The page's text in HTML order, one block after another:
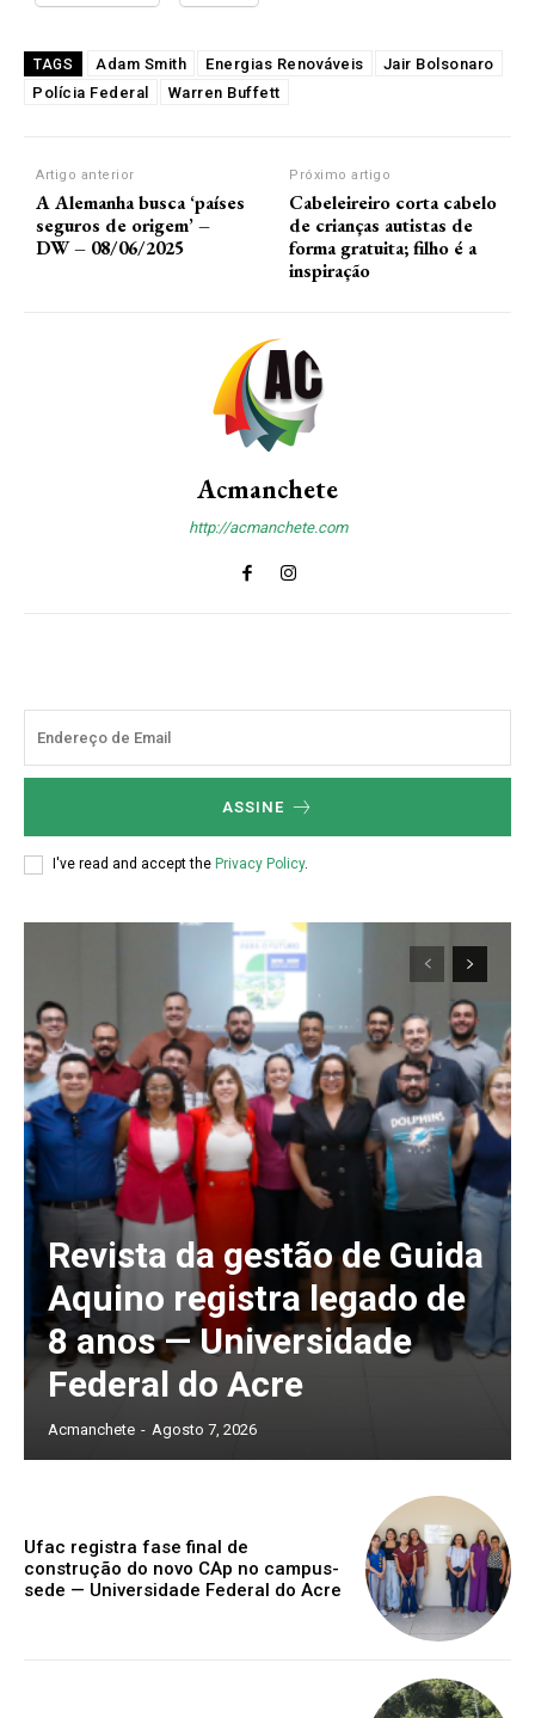
TAGS Adam Smith Energias Renováveis
Jair Bolsonaro
Polícia Federal
Warren Buffett
Artigo anterior
A Alemanha busca ‘países
seguros de origem’ –
DW – 08/06/2025
Próximo artigo
Cabeleireiro corta cabelo
de crianças autistas de
forma gratuita; filho é a
inspiração
Acmanchete
http://acmanchete.com
ASSINE
I've read and accept the Privacy Policy.
Revista da gestão de Guida
Aquino registra legado de
8 anos — Universidade
Federal do Acre
Acmanchete - Agosto 7, 2026
Ufac registra fase final de
construção do novo CAp no campus-
sede — Universidade Federal do Acre